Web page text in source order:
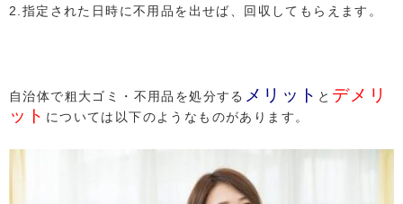
2.指定された日時に不用品を出せば、回収してもらえます。
自治体で粗大ゴミ・不用品を処分する メリット と デメリ
ット については以下のようなものがあります。